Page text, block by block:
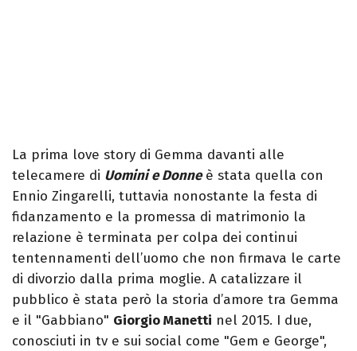
La prima love story di Gemma davanti alle
telecamere di Uomini e Donneè stata quella con
Ennio Zingarelli, tuttavia nonostante la festa di
fidanzamento e la promessa di matrimonio la
relazione è terminata per colpa dei continui
tentennamenti dell’uomo che non firmava le carte
di divorzio dalla prima moglie. A catalizzare il
pubblico è stata però la storia d’amore tra Gemma
e il "Gabbiano" Giorgio Manetti nel 2015. I due,
conosciuti in tv e sui social come "Gem e George",